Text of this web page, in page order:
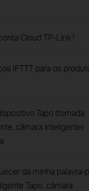
Cloud TP-Link?
IFTTT para os
Tapo (tomada
câmara inteligente)
da minha palavra-
Tapo, câmara